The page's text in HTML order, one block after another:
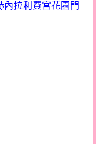
內拉利費宮花園門